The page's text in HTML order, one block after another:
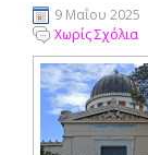
9 Μαΐου 2025
Χωρίς Σχόλια